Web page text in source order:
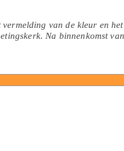
van de kleur en
Na binnenkomst